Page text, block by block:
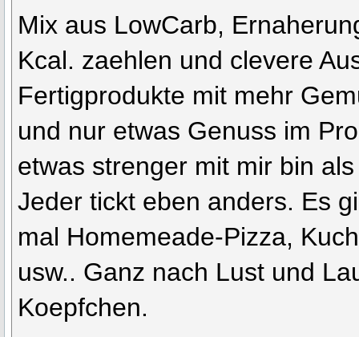
Mix aus LowCarb,
Kcal. zaehlen und clevere
Fertigprodukte mit mehr
und nur etwas Genuss im
etwas strenger mit mir bin
Jeder tickt eben anders. Es
mal Homemeade-Pizza,
usw.. Ganz nach Lust und
Koepfchen.